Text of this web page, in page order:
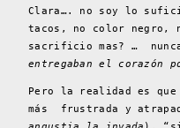
Clara…. no soy lo
tacos, no color negro,
sacrificio mas? …
entregaban el corazón
Pero la realidad es
más frustrada y